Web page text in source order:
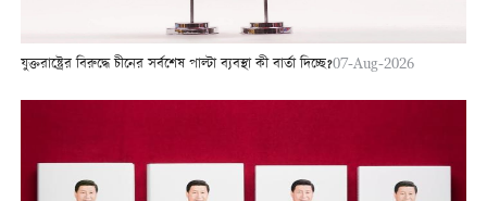
যুক্তরাষ্ট্রের বিরুদ্ধে চীনের সর্বশেষ পাল্টা ব্যবস্থা কী বার্তা দিচ্ছে?07-Aug-2026